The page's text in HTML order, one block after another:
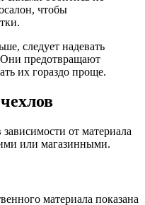
чтобы
следует надевать
предотвращают
их гораздо проще.
от материала
или магазинными.
материала показана